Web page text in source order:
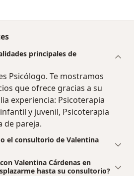
principales de
Psicólogo. Te mostramos
que ofrece gracias a su
experiencia: Psicoterapia
y juvenil, Psicoterapia
de pareja.
el consultorio de Valentina
Valentina Cárdenas en
hasta su consultorio?